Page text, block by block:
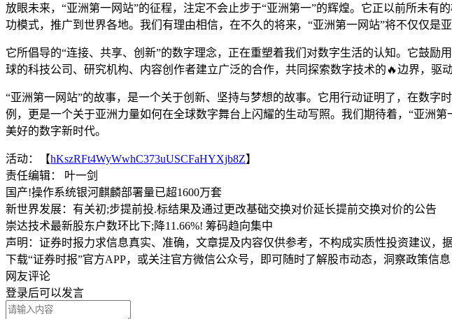
放眼未来，“亚洲第一网站”的征程，注定不会止步于“亚洲第一”的辉煌。它正以前所未
功模式，推广到世界各地。我们有理由相信，在不久的将来，“亚洲第一网站”将不仅仅是
它所倡导的“连接、共享、创新”的数字理念，正在重塑着我们对数字生活的认知。它鼓
球的科技公司、研究机构、内容创作者建立广泛的合作，共同探索数字技术的🔥边界，驱
“亚洲第一网站”的故事，是一个关于创新、坚持与梦想的故事。它用行动证明了，在数
例，更是一个关于亚洲力量如何在全球数字舞台上闪耀的生动写照。我们期待着，“亚洲
美好的数字新时代。
活动：【hKszRFt4WyWwhC373uUSCFaHYXjb8Z】
责任编辑： 叶一剑
国产!操作系统银河麒麟部署量已超1600万套
新世界发展：有关初;步提前投.标结果及通过更改基础交换对价延长提前交换对价的公告
崇达技术最新股东户数环比下;降11.66%! 筹码趋向集中
声明：证券时报力求信息真实、准确，文章提及内容仅供参考，不构成实质性投资建议，
下载“证券时报”官方APP，或关注官方微信公众号，即可随时了解股市动态，洞察政策信息
网友评论
登录后可以发言